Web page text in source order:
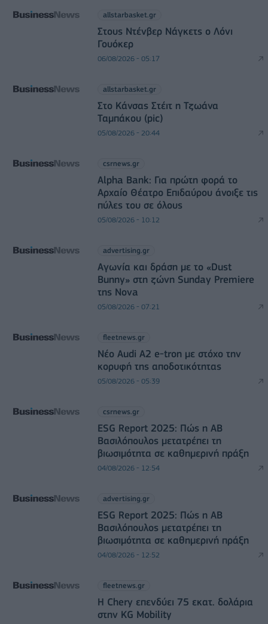
allstarbasket.gr
Στους Ντένβερ Νάγκετς ο Λόνι
Γουόκερ
06/08/2026 - 05:17
allstarbasket.gr
Στο Κάνσας Στέιτ η Τζωάνα
Ταμπάκου (pic)
05/08/2026 - 20:44
csrnews.gr
Alpha Bank: Για πρώτη φορά το
Αρχαίο Θέατρο Επιδαύρου άνοιξε τις
πύλες του σε όλους
05/08/2026 - 10:12
advertising.gr
Αγωνία και δράση με το «Dust
Bunny» στη ζώνη Sunday Premiere
της Nova
05/08/2026 - 07:21
fleetnews.gr
Νέο Audi A2 e-tron με στόχο την
κορυφή της αποδοτικότητας
05/08/2026 - 05:39
csrnews.gr
ESG Report 2025: Πώς η ΑΒ
Βασιλόπουλος μετατρέπει τη
βιωσιμότητα σε καθημερινή πράξη
04/08/2026 - 12:54
advertising.gr
ESG Report 2025: Πώς η ΑΒ
Βασιλόπουλος μετατρέπει τη
βιωσιμότητα σε καθημερινή πράξη
04/08/2026 - 12:52
fleetnews.gr
Η Chery επενδύει 75 εκατ. δολάρια
στην KG Mobility